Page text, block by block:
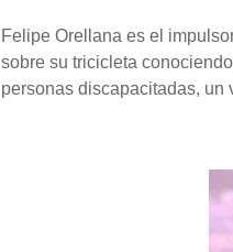
Felipe Orellana es el
sobre su tricicleta
personas discapacitadas,